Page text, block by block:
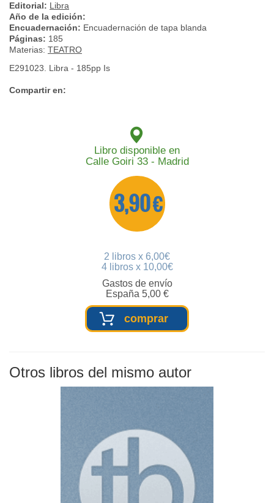
Editorial: Libra
Año de la edición:
Encuadernación: Encuadernación de tapa blanda
Páginas: 185
Materias: TEATRO
E291023. Libra - 185pp Is
Compartir en:
Libro disponible en
Calle Goiri 33 - Madrid
3,90 €
2 libros x 6,00€
4 libros x 10,00€
Gastos de envío
España 5,00 €
comprar
Otros libros del mismo autor